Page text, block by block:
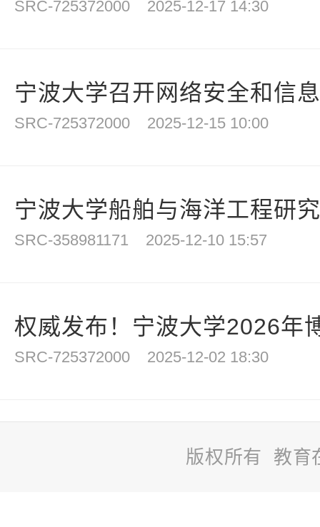
SRC-725372000 2025-12-17 14:30
宁波大学召开网络安全和信
SRC-725372000 2025-12-15 10:00
宁波大学船舶与海洋工程研
SRC-358981171 2025-12-10 15:57
权威发布！宁波大学2026年
SRC-725372000 2025-12-02 18:30
版权所有 教育